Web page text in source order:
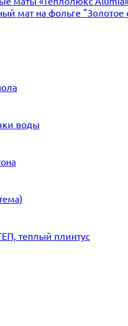
мат на фольге "Золотое
воды
теплый плинтус